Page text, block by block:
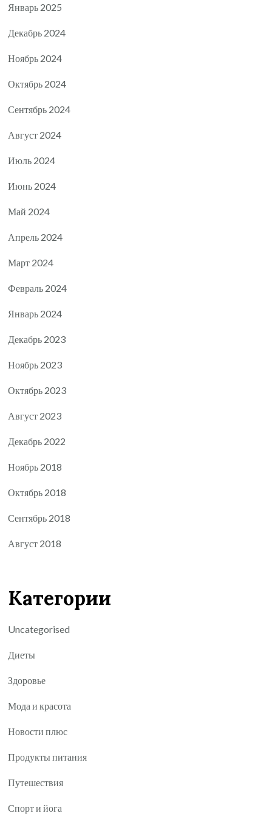
Январь 2025
Декабрь 2024
Ноябрь 2024
Октябрь 2024
Сентябрь 2024
Август 2024
Июль 2024
Июнь 2024
Май 2024
Апрель 2024
Март 2024
Февраль 2024
Январь 2024
Декабрь 2023
Ноябрь 2023
Октябрь 2023
Август 2023
Декабрь 2022
Ноябрь 2018
Октябрь 2018
Сентябрь 2018
Август 2018
Категории
Uncategorised
Диеты
Здоровье
Мода и красота
Новости плюс
Продукты питания
Путешествия
Спорт и йога